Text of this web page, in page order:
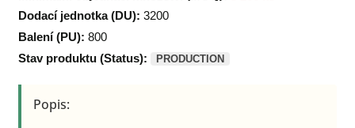
Dodací jednotka (DU): 3200
Balení (PU): 800
Stav produktu (Status):
PRODUCTION
Popis: